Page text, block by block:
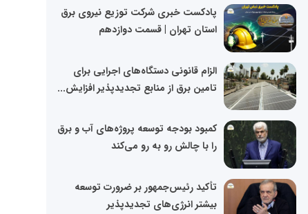
پادکست خبری شرکت توزیع نیروی برق
استان تهران | قسمت دوازدهم
الزام قانونی دستگاه‌های اجرایی برای
تامین برق از منابع تجدیدپذیر افزایش...
کمبود بودجه توسعه پروژه‌های آب و برق
را با چالش رو به رو می‌کند
تأکید رئیس‌جمهور بر ضرورت توسعه
بیشتر انرژی‌های تجدیدپذیر